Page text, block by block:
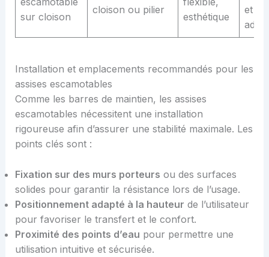
sur cloison
cloison ou pilier
esthétique
et
Installation et emplacements recommandés pour les
assises escamotables
Comme les barres de maintien, les assises
escamotables nécessitent une installation
rigoureuse afin d’assurer une stabilité maximale. Les
points clés sont :
Fixation sur des murs porteurs ou des surfaces
solides pour garantir la résistance lors de l’usage.
Positionnement adapté à la hauteur de l’utilisateur
pour favoriser le transfert et le confort.
Proximité des points d’eau pour permettre une
utilisation intuitive et sécurisée.